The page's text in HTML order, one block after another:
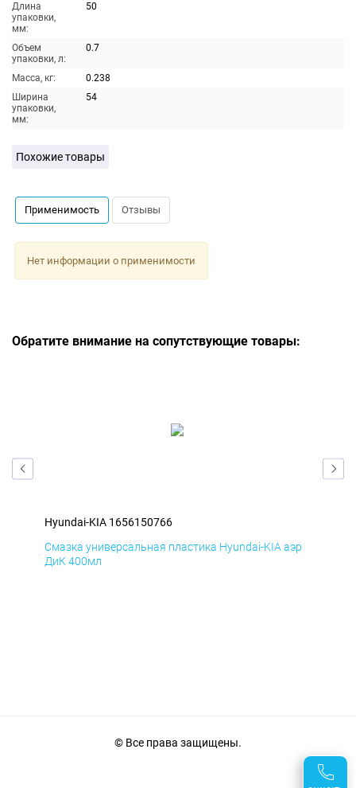
Длина
упаковки,
мм:
50
Объем
упаковки, л:
0.7
Масса, кг:
0.238
Ширина
упаковки,
мм:
54
Похожие товары
Применимость Отзывы
Нет информации о применимости
Обратите внимание на сопутствующие товары:
Hyundai-KIA 1656150766
Смазка универсальная пластика Hyundai-KIA аэр
ДиК 400мл
© Все права защищены.